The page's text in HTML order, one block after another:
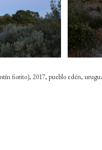
fiorito), 2017, pueblo edén,